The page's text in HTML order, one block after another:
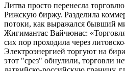
Литва просто перенесла
Рижскую биржу. Разделила
потоки, как выражался бывший
Жигимантас Вайчюнас:
сих пор проходила через
Электроэнергией торгуют на
этот "срез" обнулили, торговли